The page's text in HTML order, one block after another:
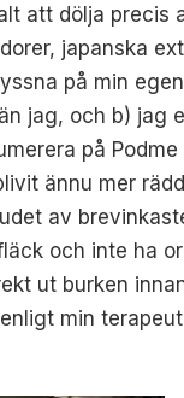
att dölja precis
japanska
på min
jag, och b) jag
på
ännu mer
av
och inte ha
ut burken
min